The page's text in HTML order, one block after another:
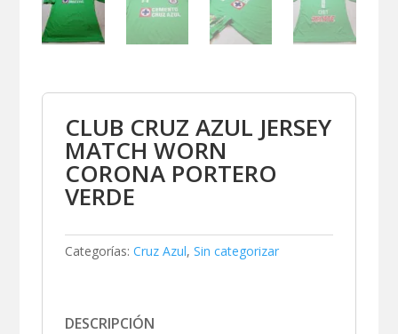
CLUB CRUZ AZUL JERSEY
MATCH WORN
CORONA PORTERO
VERDE
Categorías: Cruz Azul,Sin categorizar
DESCRIPCIÓN